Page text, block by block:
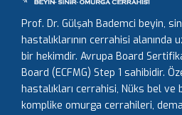
Prof. Dr. Gülşah Bademci beyin,
hastalıklarının cerrahisi alanında
bir hekimdir. Avrupa Board
Board (ECFMG) Step 1 sahibidir.
hastalıkları cerrahisi, Nüks bel ve
komplike omurga cerrahileri,